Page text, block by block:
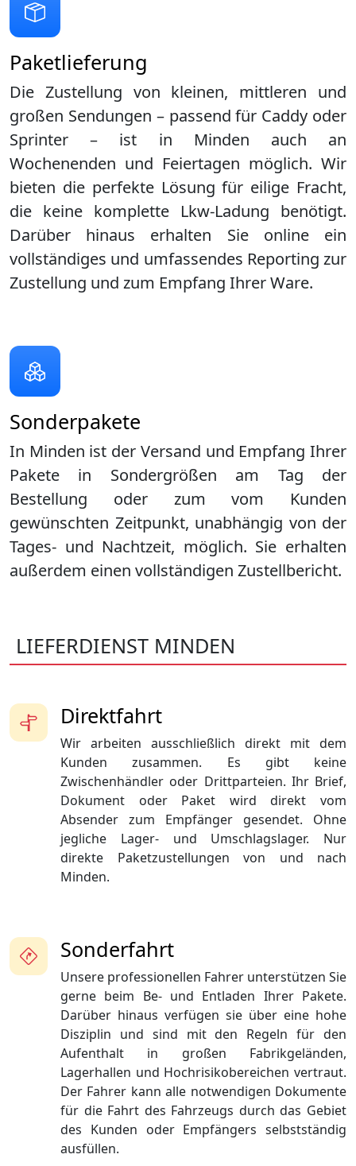
Paketlieferung
Die Zustellung von kleinen, mittleren und
großen Sendungen – passend für Caddy oder
Sprinter – ist in Minden auch an
Wochenenden und Feiertagen möglich. Wir
bieten die perfekte Lösung für eilige Fracht,
die keine komplette Lkw-Ladung benötigt.
Darüber hinaus erhalten Sie online ein
vollständiges und umfassendes Reporting zur
Zustellung und zum Empfang Ihrer Ware.
Sonderpakete
In Minden ist der Versand und Empfang Ihrer
Pakete in Sondergrößen am Tag der
Bestellung oder zum vom Kunden
gewünschten Zeitpunkt, unabhängig von der
Tages- und Nachtzeit, möglich. Sie erhalten
außerdem einen vollständigen Zustellbericht.
LIEFERDIENST MINDEN
Sonderfahrt
Unsere professionellen Fahrer unterstützen Sie
gerne beim Be- und Entladen Ihrer Pakete.
Darüber hinaus verfügen sie über eine hohe
Disziplin und sind mit den Regeln für den
Aufenthalt in großen Fabrikgeländen,
Lagerhallen und Hochrisikobereichen vertraut.
Der Fahrer kann alle notwendigen Dokumente
für die Fahrt des Fahrzeugs durch das Gebiet
des Kunden oder Empfängers selbstständig
ausfüllen.
Direktfahrt
Wir arbeiten ausschließlich direkt mit dem
Kunden zusammen. Es gibt keine
Zwischenhändler oder Drittparteien. Ihr Brief,
Dokument oder Paket wird direkt vom
Absender zum Empfänger gesendet. Ohne
jegliche Lager- und Umschlagslager. Nur
direkte Paketzustellungen von und nach
Minden.